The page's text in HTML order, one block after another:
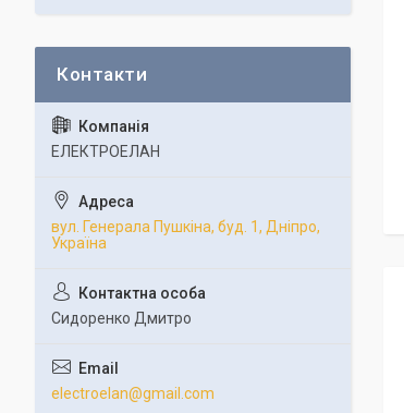
ЕЛЕКТРОЕЛАН
вул. Генерала Пушкіна, буд. 1, Дніпро,
Україна
Сидоренко Дмитро
electroelan@gmail.com